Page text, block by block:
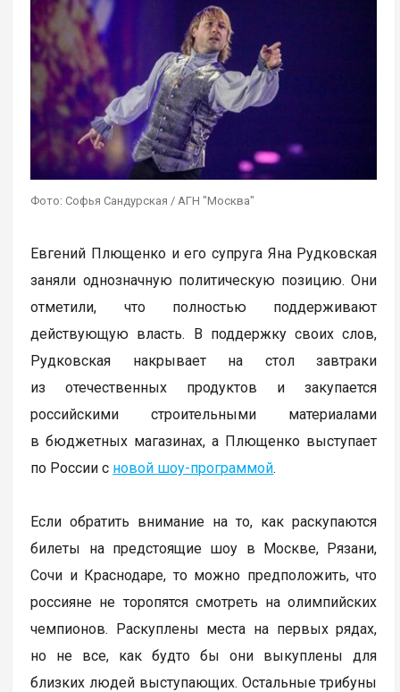
Фото: Софья Сандурская / АГН "Москва"
Евгений Плющенко и его супруга Яна Рудковская
заняли однозначную политическую позицию. Они
отметили, что полностью поддерживают
действующую власть. В поддержку своих слов,
Рудковская накрывает на стол завтраки
из отечественных продуктов и закупается
российскими строительными материалами
в бюджетных магазинах, а Плющенко выступает
по России с новой шоу-программой.
Если обратить внимание на то, как раскупаются
билеты на предстоящие шоу в Москве, Рязани,
Сочи и Краснодаре, то можно предположить, что
россияне не торопятся смотреть на олимпийских
чемпионов. Раскуплены места на первых рядах,
но не все, как будто бы они выкуплены для
близких людей выступающих. Остальные трибуны